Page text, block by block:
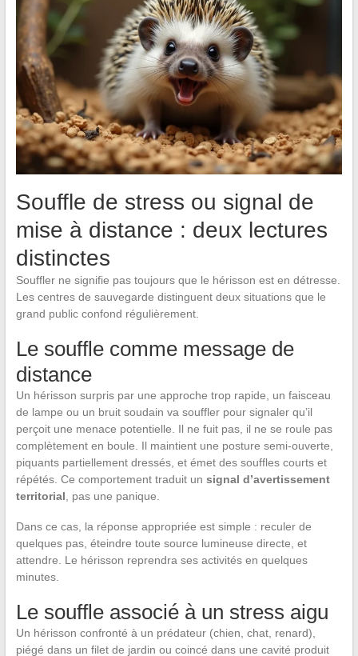
Souffle de stress ou signal de
mise à distance : deux lectures
distinctes
Souffler ne signifie pas toujours que le hérisson est en détresse.
Les centres de sauvegarde distinguent deux situations que le
grand public confond régulièrement.
Le souffle comme message de
distance
Un hérisson surpris par une approche trop rapide, un faisceau
de lampe ou un bruit soudain va souffler pour signaler qu’il
perçoit une menace potentielle. Il ne fuit pas, il ne se roule pas
complètement en boule. Il maintient une posture semi-ouverte,
piquants partiellement dressés, et émet des souffles courts et
répétés. Ce comportement traduit un signal d’avertissement
territorial, pas une panique.
Dans ce cas, la réponse appropriée est simple : reculer de
quelques pas, éteindre toute source lumineuse directe, et
attendre. Le hérisson reprendra ses activités en quelques
minutes.
Le souffle associé à un stress aigu
Un hérisson confronté à un prédateur (chien, chat, renard),
piégé dans un filet de jardin ou coincé dans une cavité produit